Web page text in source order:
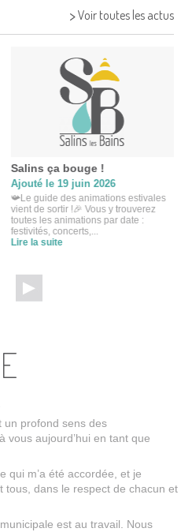
>Voir toutes les actus
Salins ça bouge !
Ajouté le 19 juin 2026
📯Le guide des animations estivales
vient de sortir !🎉 Vous y trouverez
toutes les animations par date :
festivités, concerts,...
Lire la suite
un profond sens des
vous aujourd’hui en tant que
qui m’a été accordée, et je
dans le respect de chacun et
est au travail. Nous